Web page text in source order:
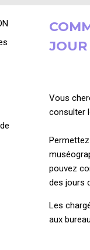
Vous
consulter
pouvez
des jours
Les
aux